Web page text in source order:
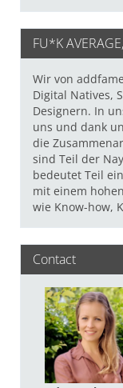
FU*K
Wir von
Digital Natives,
Designern. In
uns und dank
die
sind Teil der
bedeutet Teil
mit einem
wie Know-how,
Contact